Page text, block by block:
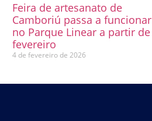
Feira de artesanato de
Camboriú passa a funcionar
no Parque Linear a partir de
fevereiro
4 de fevereiro de 2026